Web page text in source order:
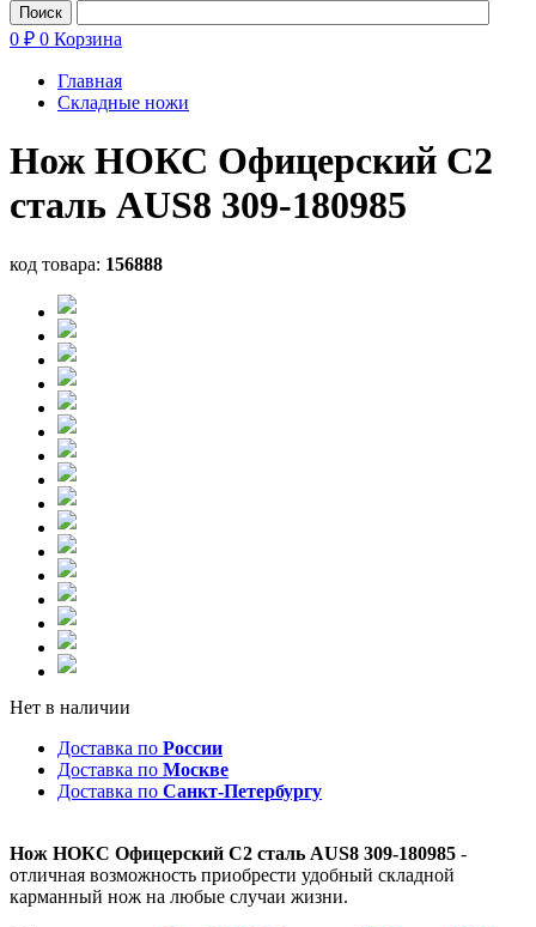
0 ₽ 0 Корзина
Главная
Складные ножи
Нож НОКС Офицерский С2
сталь AUS8 309-180985
код товара: 156888
Нет в наличии
Доставка по России
Доставка по Москве
Доставка по Санкт-Петербургу
Нож НОКС Офицерский С2 сталь AUS8 309-180985 -
отличная возможность приобрести удобный складной
карманный нож на любые случаи жизни.